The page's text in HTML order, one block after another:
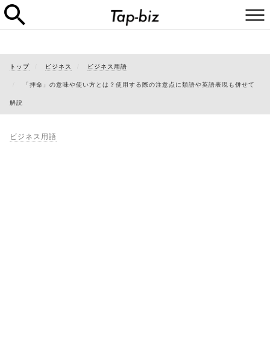
トップ ビジネス ビジネス用語
「拝命」の意味や使い方とは？使用する際の注意点に類語や英語表現も併せて
解説
ビジネス用語